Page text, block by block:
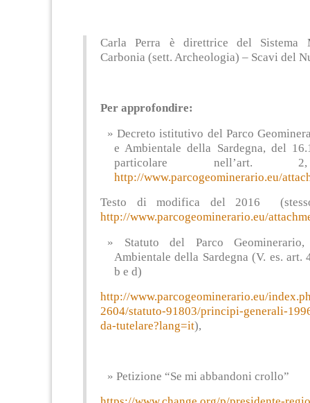
Carla Perra è direttrice del Sistema
Carbonia (sett. Archeologia) – Scavi del
Per approfondire:
Decreto istitutivo del Parco
e Ambientale della Sardegna, del
particolare
http://www.parcogeominerario.eu/
Testo di modifica del 2016
http://www.parcogeominerario.eu/
Statuto del Parco
Ambientale della Sardegna (V. es. art.
b e d)
http://www.parcogeominerario.eu/
2604/statuto-91803/principi-generali-
da-tutelare?lang=it),
Petizione “Se mi abbandoni crollo”